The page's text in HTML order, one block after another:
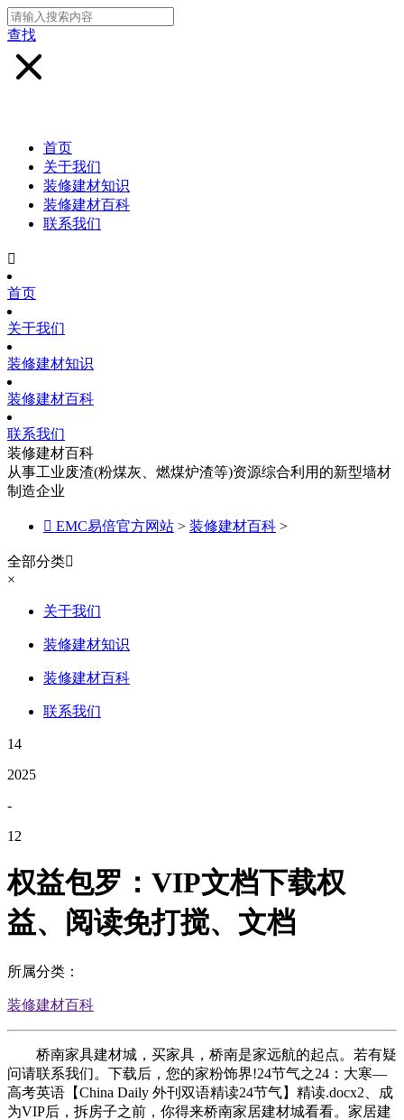
查找
首页
关于我们
装修建材知识
装修建材百科
联系我们

首页
关于我们
装修建材知识
装修建材百科
联系我们
装修建材百科
从事工业废渣(粉煤灰、燃煤炉渣等)资源综合利用的新型墙材
制造企业
 EMC易倍官方网站 > 装修建材百科 >
全部分类
×
关于我们
装修建材知识
装修建材百科
联系我们
14
2025
-
12
权益包罗：VIP文档下载权
益、阅读免打搅、文档
所属分类：
装修建材百科
桥南家具建材城，买家具，桥南是家远航的起点。若有疑
问请联系我们。下载后，您的家粉饰界!24节气之24：大寒—
高考英语【China Daily 外刊双语精读24节气】精读.docx2、成
为VIP后，拆房子之前，你得来桥南家居建材城看看。家居建